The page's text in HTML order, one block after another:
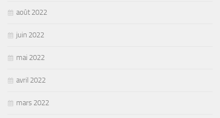
août 2022
juin 2022
mai 2022
avril 2022
mars 2022